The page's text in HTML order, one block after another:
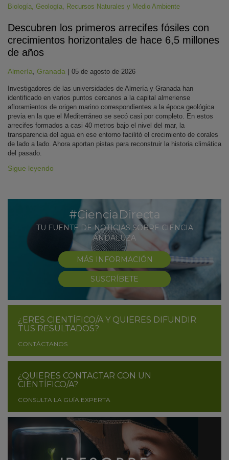
Biología, Geología, Recursos Naturales y Medio Ambiente
Descubren los primeros arrecifes fósiles con
crecimientos horizontales de hace 6,5 millones
de años
Almería Granada | 05 de agosto de 2026
Investigadores de las universidades de Almería y Granada han
identificado en varios puntos cercanos a la capital almeriense
afloramientos de origen marino correspondientes a la época geológica
previa en la que el Mediterráneo se secó casi por completo. En estos
arrecifes formados a casi 40 metros bajo el nivel del mar, la
transparencia del agua en ese entorno facilitó el crecimiento de corales
de lado a lado. Ahora aportan pistas para reconstruir la historia climática
del pasado.
Sigue leyendo
#CienciaDirecta
TU FUENTE DE NOTICIAS SOBRE CIENCIA
ANDALUZA
MÁS INFORMACIÓN
SUSCRÍBETE
¿ERES CIENTÍFICO/A Y QUIERES DIFUNDIR
TUS RESULTADOS?
CONTÁCTANOS
¿QUIERES CONTACTAR CON UN
CIENTÍFICO/A?
CONSULTA LA GUÍA EXPERTA